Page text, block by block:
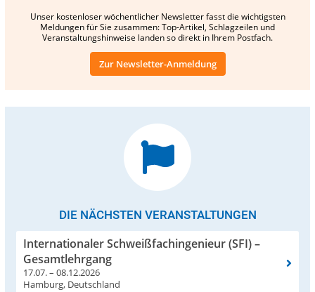
Unser kostenloser wöchentlicher Newsletter fasst die wichtigsten
Meldungen für Sie zusammen: Top-Artikel, Schlagzeilen und
Veranstaltungshinweise landen so direkt in Ihrem Postfach.
Zur Newsletter-Anmeldung
DIE NÄCHSTEN VERANSTALTUNGEN
Internationaler Schweißfachingenieur (SFI) –
Gesamtlehrgang
17.07. – 08.12.2026
Hamburg, Deutschland